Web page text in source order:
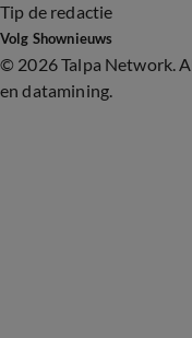
Tip de redactie
Volg Shownieuws
© 2026 Talpa Network.
en datamining.